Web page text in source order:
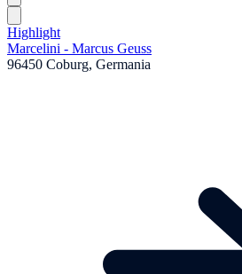
Highlight
Marcelini - Marcus Geuss
96450 Coburg, Germania